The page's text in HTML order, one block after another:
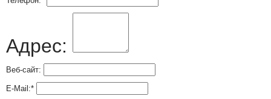
Адрес:
Веб-сайт:
E-Mail:*